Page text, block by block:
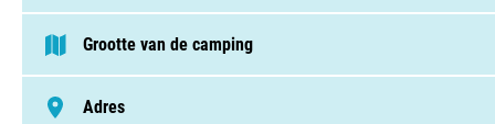
van 27 april t/m 8 september
Grootte van de camping
> 250 plaatsen
Adres